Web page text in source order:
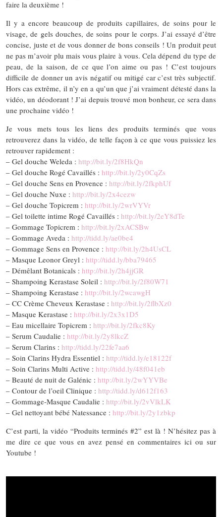
faire la deuxième !
Il y a encore beaucoup de produits capillaires, de soins pour le
visage, de gels douches, de soins pour le corps. J’ai essayé d’être
concise, juste et de vous donner de bons conseils ! Un produit peut
ne pas m’avoir plu mais vous plaire à vous. Cela dépend du type de
peau, de la saison, de ce que l’on aime ou pas ! C’est toujours
difficile de donner un avis négatif ou mitigé car c’est très subjectif.
Hors cas extrême, il n’y en a qu’un que j’ai vraiment détesté dans la
vidéo, un déodorant ! J’ai depuis trouvé mon bonheur, ce sera dans
une prochaine vidéo !
Je vous mets tous les liens des produits terminés que vous
retrouverez dans la vidéo, de telle façon à ce que vous puissiez les
retrouver rapidement :
– Gel douche Weleda : http://bit.ly/2f8HkQn
– Gel douche Rogé Cavaillés : http://bit.ly/2y0CqZs
– Gel douche Sens en Provence : http://bit.ly/2fkphUf
– Gel douche Nuxe : http://bit.ly/2x4cezw
– Gel douche Topicrem : http://bit.ly/2wrVYVr
– Gel toilette intime Rogé Cavaillés : http://bit.ly/2eY8dTe
– Gommage Topicrem : http://bit.ly/2xACSBw
– Gommage Aveda : http://tidd.ly/ae0be4
– Gommage Sens en Provence : http://bit.ly/2h4UsCL
– Masque Leonor Greyl : http://tidd.ly/bba79465
– Démêlant Botanicals : http://bit.ly/2h4jjGR
– Shampoing Kerastase Soleil : http://bit.ly/2f80W71
– Shampoing Kerastase : http://bit.ly/2wcawgH
– CC Crème Cheveux Kerastase : http://bit.ly/2flbXz0
– Masque Kerastase : http://bit.ly/2x3x1D5
– Eau micellaire Topicrem : http://bit.ly/2fkc8Ky
– Serum Caudalie : http://bit.ly/2y8lkcZ
– Serum Clarins : http://tidd.ly/22fe7aa6
– Soin Clarins Hydra Essentiel : http://tidd.ly/e18122f
– Soin Clarins Multi Active : http://tidd.ly/48f041eb
– Beauté de nuit de Galénic : http://bit.ly/2wYYVBe
– Contour de l’oeil Clinique : http://tidd.ly/d612f163
– Gommage-Masque Caudalie : http://bit.ly/2vVlkLK
– Gel nettoyant bébé Natessance : http://bit.ly/2y1zbkp
C’est parti, la vidéo “Produits terminés #2” est là ! N’hésitez pas à
me dire ce que vous en avez pensé en commentaires ici ou sur
Youtube !